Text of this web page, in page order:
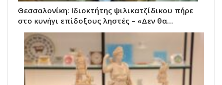
Θεσσαλονίκη: Ιδιοκτήτης ψιλικατζίδικου πήρε
στο κυνήγι επίδοξους ληστές – «Δεν θα…